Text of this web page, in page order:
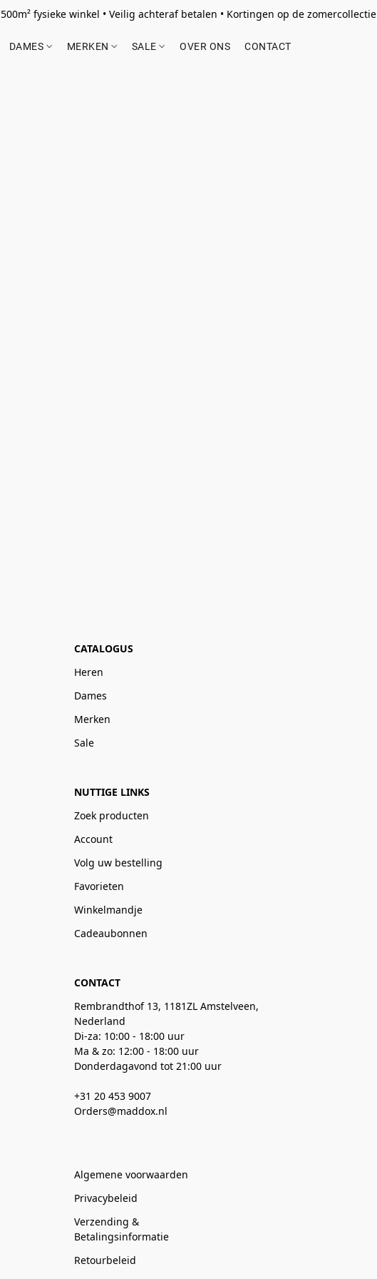
500m² fysieke winkel • Veilig achteraf betalen • Kortingen op de zomercollectie
DAMES MERKEN SALE OVER ONS CONTACT
CATALOGUS
Heren
Dames
Merken
Sale
NUTTIGE LINKS
Zoek producten
Account
Volg uw bestelling
Favorieten
Winkelmandje
Cadeaubonnen
CONTACT
Rembrandthof 13, 1181ZL Amstelveen,
Nederland
Di-za: 10:00 - 18:00 uur
Ma & zo: 12:00 - 18:00 uur
Donderdagavond tot 21:00 uur
+31 20 453 9007
Orders@maddox.nl
Algemene voorwaarden
Privacybeleid
Verzending &
Betalingsinformatie
Retourbeleid